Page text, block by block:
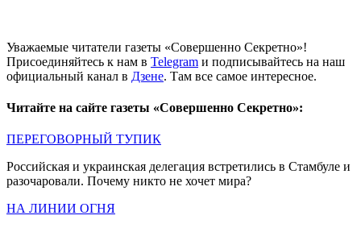
Уважаемые читатели газеты «Совершенно Секретно»!
Присоединяйтесь к нам в Telegram и подписывайтесь на наш
официальный канал в Дзене. Там все самое интересное.
Читайте на сайте газеты «Совершенно Секретно»:
ПЕРЕГОВОРНЫЙ ТУПИК
Российская и украинская делегация встретились в Стамбуле и
разочаровали. Почему никто не хочет мира?
НА ЛИНИИ ОГНЯ